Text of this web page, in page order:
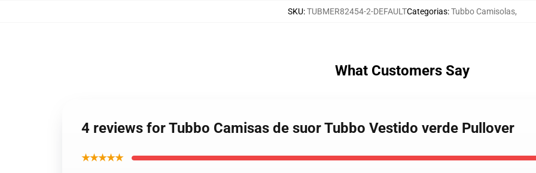
SKU:TUBMER82454-2-DEFAULTCategorias:Tubbo Camisolas,
What Customers Say
4 reviews for Tubbo Camisas de suor Tubbo Vestido verde Pullover
★★★★★